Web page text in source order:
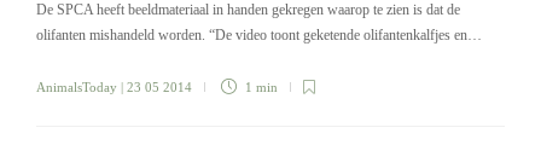
De SPCA heeft beeldmateriaal in handen gekregen waarop te zien is dat de
olifanten mishandeld worden. “De video toont geketende olifantenkalfjes en…
AnimalsToday | 23 05 2014 1 min